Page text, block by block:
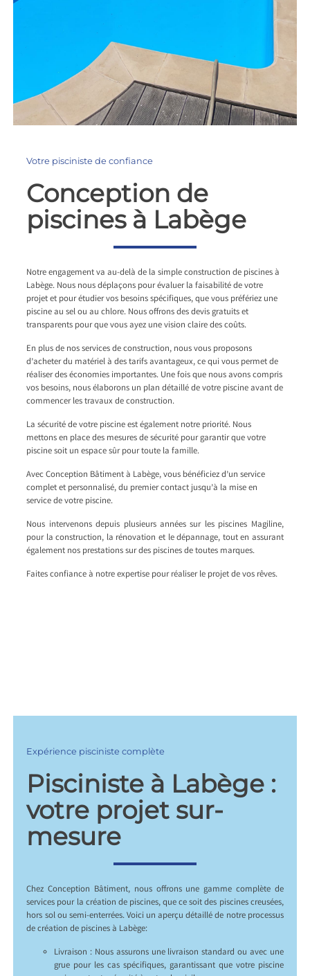
Votre pisciniste de confiance
Conception de
piscines à Labège
Notre engagement va au-delà de la simple construction de piscines à
Labège. Nous nous déplaçons pour évaluer la faisabilité de votre
projet et pour étudier vos besoins spécifiques, que vous préfériez une
piscine au sel ou au chlore. Nous offrons des devis gratuits et
transparents pour que vous ayez une vision claire des coûts.
En plus de nos services de construction, nous vous proposons
d’acheter du matériel à des tarifs avantageux, ce qui vous permet de
réaliser des économies importantes. Une fois que nous avons compris
vos besoins, nous élaborons un plan détaillé de votre piscine avant de
commencer les travaux de construction.
La sécurité de votre piscine est également notre priorité. Nous
mettons en place des mesures de sécurité pour garantir que votre
piscine soit un espace sûr pour toute la famille.
Avec Conception Bâtiment à Labège, vous bénéficiez d’un service
complet et personnalisé, du premier contact jusqu’à la mise en
service de votre piscine.
Nous intervenons depuis plusieurs années sur les piscines Magiline,
pour la construction, la rénovation et le dépannage, tout en assurant
également nos prestations sur des piscines de toutes marques.
Faites confiance à notre expertise pour réaliser le projet de vos rêves.
Expérience pisciniste complète
Pisciniste à Labège :
votre projet sur-
mesure
Chez Conception Bâtiment, nous offrons une gamme complète de
services pour la création de piscines, que ce soit des piscines creusées,
hors sol ou semi-enterrées. Voici un aperçu détaillé de notre processus
de création de piscines à Labège:
Livraison : Nous assurons une livraison standard ou avec une
grue pour les cas spécifiques, garantissant que votre piscine